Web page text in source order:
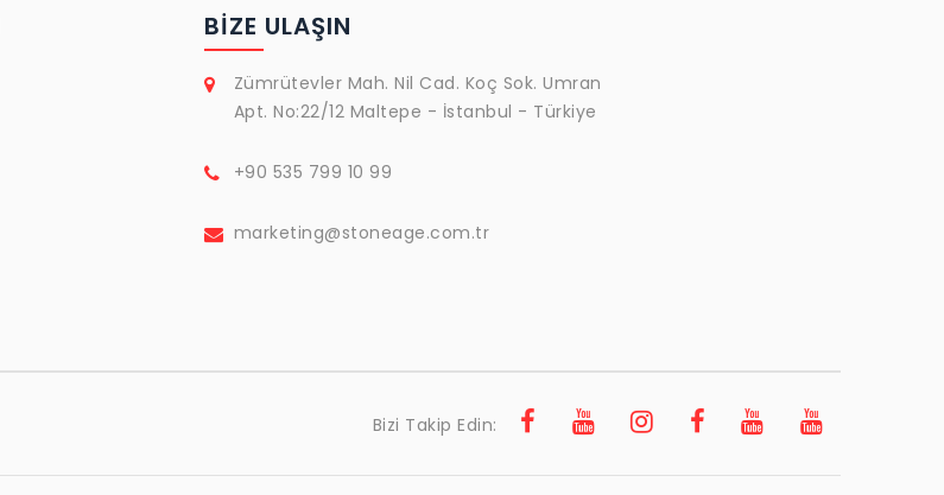
BIZE ULAŞIN
Zümrütevler Mah. Nil Cad. Koç Sok. Umran
Apt. No:22/12 Maltepe - İstanbul - Türkiye
+90 535 799 10 99
marketing@stoneage.com.tr
Bizi Takip Edin: